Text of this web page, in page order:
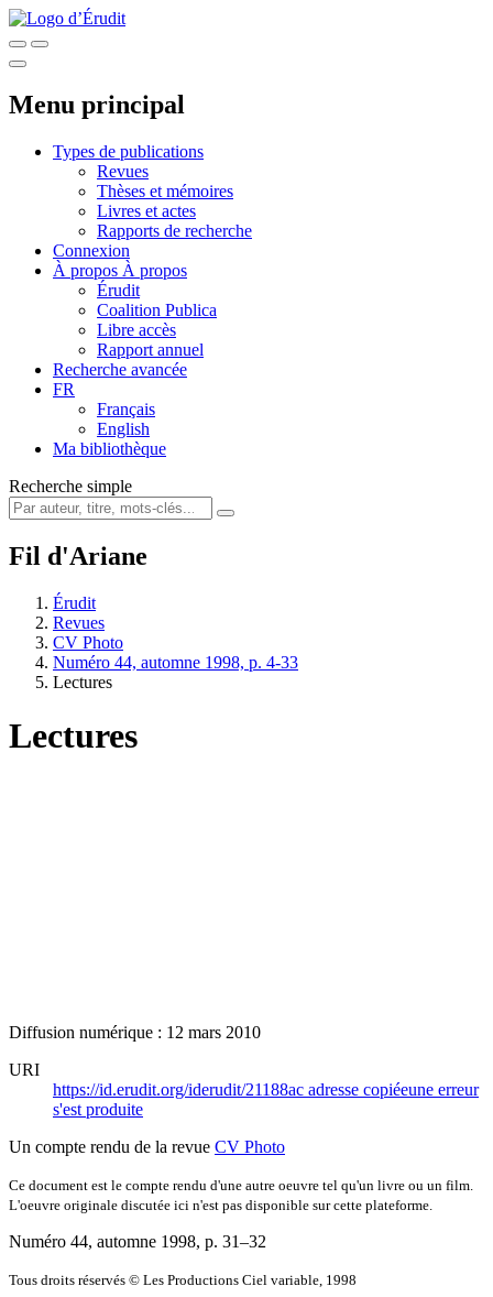
Menu principal
Types de publications
Revues
Thèses et mémoires
Livres et actes
Rapports de recherche
Connexion
À propos À propos
Érudit
Coalition Publica
Libre accès
Rapport annuel
Recherche avancée
FR
Français
English
Ma bibliothèque
Recherche simple
Fil d'Ariane
Érudit
Revues
CV Photo
Numéro 44, automne 1998, p. 4-33
Lectures
Lectures
Diffusion numérique : 12 mars 2010
URI
https://id.erudit.org/iderudit/21188ac adresse copiéeune erreur
s'est produite
Un compte rendu de la revue CV Photo
Ce document est le compte rendu d'une autre oeuvre tel qu'un livre ou un film.
L'oeuvre originale discutée ici n'est pas disponible sur cette plateforme.
Numéro 44, automne 1998, p. 31–32
Tous droits réservés © Les Productions Ciel variable, 1998